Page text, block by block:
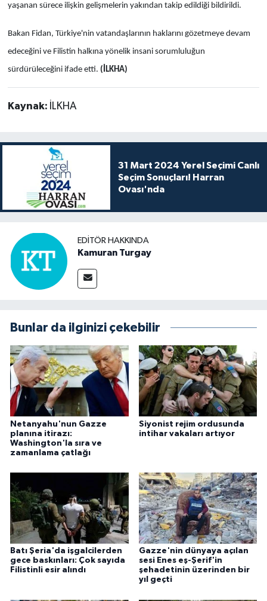
yaşanan sürece ilişkin gelişmelerin yakından takip edildiği bildirildi.
Bakan Fidan, Türkiye'nin vatandaşlarının haklarını gözetmeye devam
edeceğini ve Filistin halkına yönelik insani sorumluluğun
sürdürüleceğini ifade etti. (İLKHA)
Kaynak: İLKHA
31 Mart 2024 Yerel Seçimi Canlı
Seçim Sonuçları! Harran
Ovası'nda
EDITÖR HAKKINDA
Kamuran Turgay
Bunlar da ilginizi çekebilir
Netanyahu'nun Gazze
planına itirazı:
Washington'la sıra ve
zamanlama çatlağı
Siyonist rejim ordusunda
intihar vakaları artıyor
Batı Şeria'da işgalcilerden
gece baskınları: Çok sayıda
Filistinli esir alındı
Gazze'nin dünyaya açılan
sesi Enes eş-Şerif'in
şehadetinin üzerinden bir
yıl geçti